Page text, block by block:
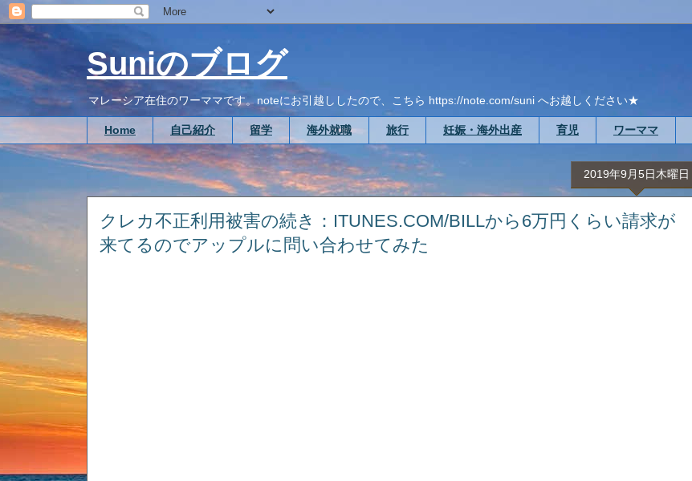
Suniのブログ
マレーシア在住のワーママです。noteにお引越ししたので、こちら https://note.com/suni へお越しください★
Home 自己紹介 留学 海外就職 旅行 妊娠・海外出産 育児 ワーママ
2019年9月5日木曜日
クレカ不正利用被害の続き：ITUNES.COM/BILLから6万円くらい請求が
来てるのでアップルに問い合わせてみた